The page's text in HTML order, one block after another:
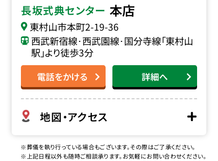
長坂式典センター 本店
東村山市本町2-19-36
西武新宿線･西武園線･国分寺線「東村山
駅」より徒歩3分
電話をかける 詳細へ
地図・アクセス
※葬儀を執り行っている場合もございます。その際はご了承ください。
※上記日程以外も随時ご相談承ります。お気軽にお問い合わせください。